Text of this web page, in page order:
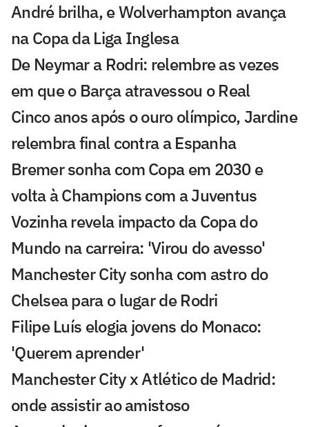
André brilha, e Wolverhampton avança
na Copa da Liga Inglesa
De Neymar a Rodri: relembre as vezes
em que o Barça atravessou o Real
Cinco anos após o ouro olímpico, Jardine
relembra final contra a Espanha
Bremer sonha com Copa em 2030 e
volta à Champions com a Juventus
Vozinha revela impacto da Copa do
Mundo na carreira: 'Virou do avesso'
Manchester City sonha com astro do
Chelsea para o lugar de Rodri
Filipe Luís elogia jovens do Monaco:
'Querem aprender'
Manchester City x Atlético de Madrid:
onde assistir ao amistoso